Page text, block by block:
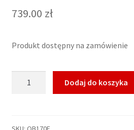
739.00 zł
Produkt dostępny na zamówienie
umywalkowa
Dodaj do koszyka